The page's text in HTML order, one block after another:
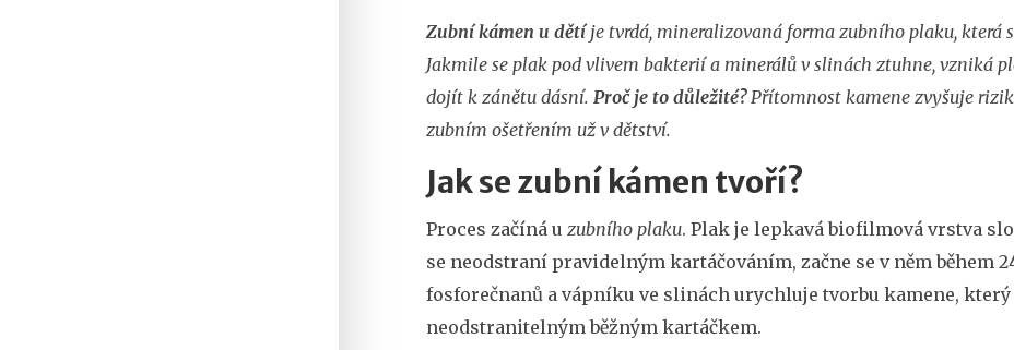
Zubní kámen u dětíje tvrdá, mineralizovaná forma zubního plaku, která
Jakmile se plak pod vlivem bakterií a minerálů v slinách ztuhne, vzniká
dojít k zánětu dásní. Proč je to důležité?Přítomnost kamene zvyšuje
zubním ošetřením už v dětství.
Jak se zubní kámen tvoří?
Proces začíná u zubního plaku. Plak je lepkavá biofilmová vrstva
se neodstraní pravidelným kartáčováním, začne se v něm během
fosforečnanů a vápníku ve slinách urychluje tvorbu kamene, který
neodstranitelným běžným kartáčkem.